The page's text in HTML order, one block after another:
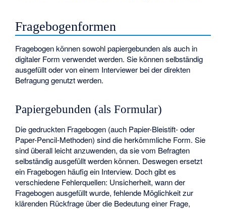
Fragebogenformen
Fragebogen können sowohl papiergebunden als auch in
digitaler Form verwendet werden. Sie können selbständig
ausgefüllt oder von einem Interviewer bei der direkten
Befragung genutzt werden.
Papiergebunden (als Formular)
Die gedruckten Fragebogen (auch Papier-Bleistift- oder
Paper-Pencil-Methoden) sind die herkömmliche Form. Sie
sind überall leicht anzuwenden, da sie vom Befragten
selbständig ausgefüllt werden können. Deswegen ersetzt
ein Fragebogen häufig ein Interview. Doch gibt es
verschiedene Fehlerquellen: Unsicherheit, wann der
Fragebogen ausgefüllt wurde, fehlende Möglichkeit zur
klärenden Rückfrage über die Bedeutung einer Frage,